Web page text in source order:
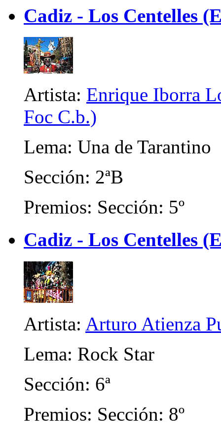
Cadiz - Los Centelles
Artista: Enrique Iborra
Foc C.b.)
Lema: Una de Tarantino
Sección: 2ªB
Premios: Sección: 5º
Cadiz - Los Centelles
Artista: Arturo Atienza
Lema: Rock Star
Sección: 6ª
Premios: Sección: 8º